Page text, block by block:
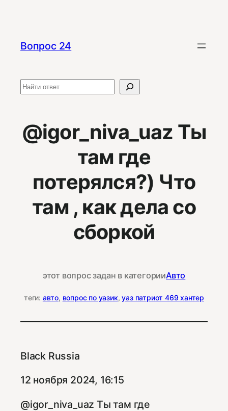
содержимому
Вопрос 24
Поиск
@igor_niva_uaz Ты
там где
потерялся?) Что
там , как дела со
сборкой
этот вопрос задан в категорииАвто
теги: авто, вопрос по уазик, уаз патриот 469 хантер
Black Russia
12 ноября 2024, 16:15
@igor_niva_uaz Ты там где